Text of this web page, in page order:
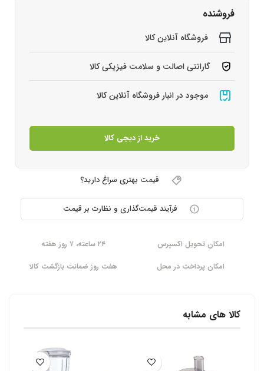
فروشنده
فروشگاه آنلاین کالا
گارانتی اصالت و سلامت فیزیکی کالا
موجود در انبار فروشگاه آنلاین کالا
خرید از دیجی کالا
قیمت بهتری سراغ دارید؟
فرآیند قیمت‌گذاری و نظارت بر قیمت
امکان تحویل اکسپرس
۲۴ ساعته، ۷ روز هفته
امکان پرداخت در محل
هفت روز ضمانت بازگشت کالا
کالا های مشابه